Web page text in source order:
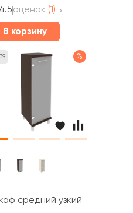
оценок (1)
В корзину
Ялта / Yalta
%
средний узкий 1 средняя